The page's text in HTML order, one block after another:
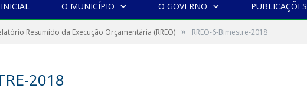
O MUNICÍPIO O GOVERNO PUBLICAÇÕES
Resumido da Execução Orçamentária (RREO) » RREO-6-Bimestre-2018
2018